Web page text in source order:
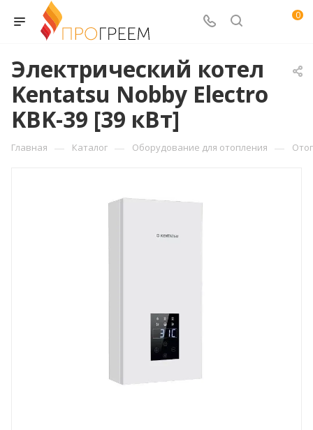
0
Электрический котел
Kentatsu Nobby Electro
KBK-39 [39 кВт]
Главная — Каталог — Оборудование для отопления —